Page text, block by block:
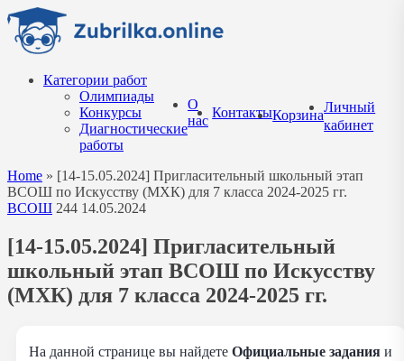
Перейти
содержанию
Категории работ
Олимпиады
Конкурсы
Диагностические
работы
О
нас
КонтактыКорзина
Личный
кабинет
Home » [14-15.05.2024] Пригласительный школьный этап
ВСОШ по Искусству (МХК) для 7 класса 2024-2025 гг.
ВСОШ 244 14.05.2024
[14-15.05.2024] Пригласительный
школьный этап ВСОШ по Искусству
(МХК) для 7 класса 2024-2025 гг.
На данной странице вы найдете Официальные задания и